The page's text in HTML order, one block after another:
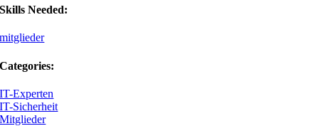
Skills Needed:
mitglieder
Categories:
IT-Experten
IT-Sicherheit
Mitglieder